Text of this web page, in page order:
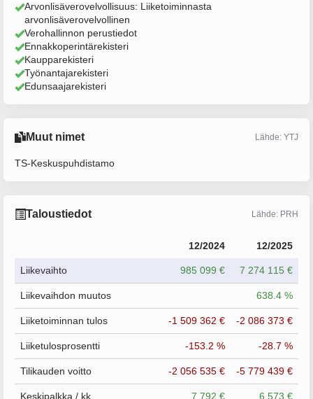
Arvonlisäverovelvollisuus: Liiketoiminnasta
arvonlisäverovelvollinen
Verohallinnon perustiedot
Ennakkoperintärekisteri
Kaupparekisteri
Työnantajarekisteri
Edunsaajarekisteri
Muut nimet Lähde: YTJ
TS-Keskuspuhdistamo
Taloustiedot Lähde: PRH
12/2024 12/2025
Liikevaihto 985 099 € 7 274 115 €
Liikevaihdon muutos 638.4 %
Liiketoiminnan tulos -1 509 362 € -2 086 373 €
Liiketulosprosentti -153.2 % -28.7 %
Tilikauden voitto -2 056 535 € -5 779 439 €
Keskipalkka / kk 7 792 € 6 573 €